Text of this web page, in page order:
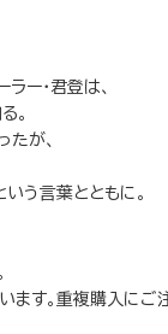
ー・君登は、
。
が、
う言葉とともに。
す。重複購入にご